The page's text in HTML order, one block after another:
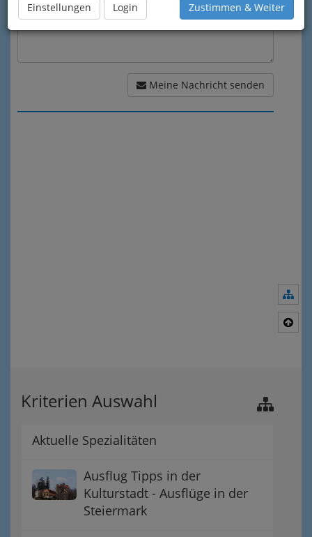
Einstellungen Login Zustimmen & Weiter
Meine Nachricht senden
Kriterien Auswahl
Aktuelle Spezialitäten
Ausflug Tipps in der
Kulturstadt - Ausflüge in der
Steiermark